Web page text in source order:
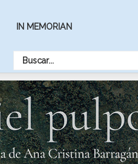
IN MEMORIAN